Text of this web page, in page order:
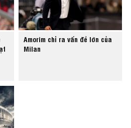
Amorim chỉ ra vấn đề lớn của
Milan